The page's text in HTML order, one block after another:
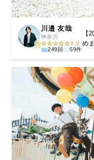
川邉 友哉
神奈川
4.9
249回 59件
【
め